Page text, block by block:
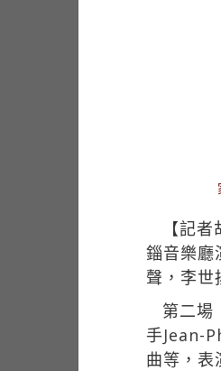
【記
錙音樂廳
聲，李世
第二
手Jean-
曲等，表